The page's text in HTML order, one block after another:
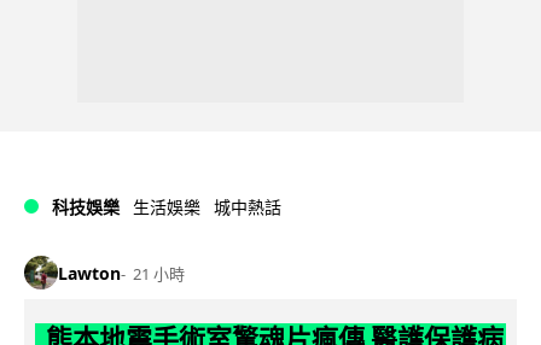
科技娛樂 生活娛樂 城中熱話
Lawton 21 小時